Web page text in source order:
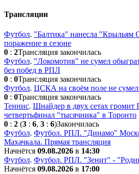
Трансляции
Футбол. "Балтика" нанесла "Крыльям
поражение в сезоне
0 : 2Трансляция закончилась
Футбол. "Локомотив" не сумел
без побед в РПЛ
0 : 0Трансляция закончилась
Футбол. ЦСКА на своём поле не сумел
0 : 0Трансляция закончилась
Теннис. Шнайдер в двух сетах громит
четвертьфинал "тысячника" в Торонто
0 : 2 (3 : 6, 3 : 6)Закончилась
Футбол. Футбол. РПЛ. "Динамо"
Махачкала. Прямая трансляция
Начнётся 09.08.2026 в 14:30
Футбол. Футбол. РПЛ. "Зенит" -
Начнётся 09.08.2026 в 17:00